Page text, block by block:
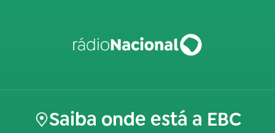
Saiba onde está a EBC